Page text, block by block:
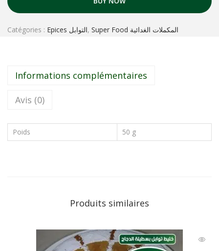
Catégories : Epices التوابل, Super Food المكملات الغدائية
Informations complémentaires
Avis (0)
Poids 50 g
Produits similaires